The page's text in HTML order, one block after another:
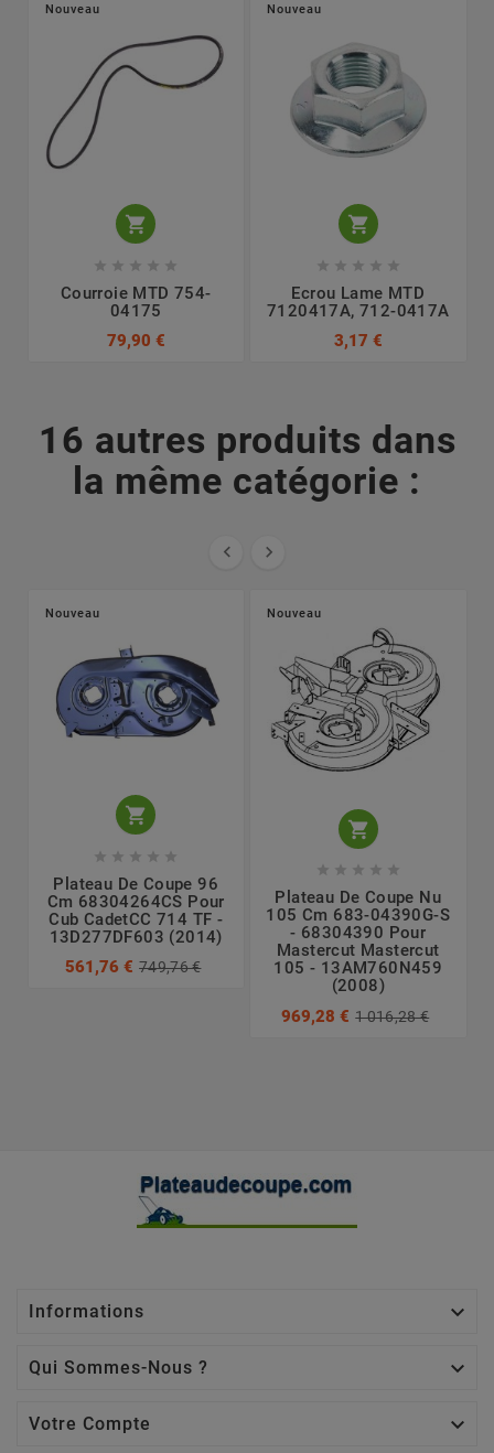
Nouveau

    
Courroie MTD 754-
04175
79,90 €
Nouveau

    
Ecrou Lame MTD
7120417A, 712-0417A
3,17 €
16 autres produits dans
la même catégorie :
 
Nouveau

    
Plateau De Coupe 96
Cm 68304264CS Pour
Cub CadetCC 714 TF -
13D277DF603 (2014)
561,76 € 749,76 €
Nouveau

    
Plateau De Coupe Nu
105 Cm 683-04390G-S
- 68304390 Pour
Mastercut Mastercut
105 - 13AM760N459
(2008)
969,28 € 1 016,28 €
Informations 
Qui Sommes-Nous ? 
Votre Compte 